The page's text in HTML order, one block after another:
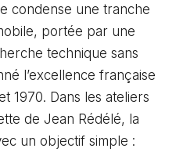
condense une tranche
portée par une
technique sans
l’excellence française
1970. Dans les ateliers
de Jean Rédélé, la
un objectif simple :